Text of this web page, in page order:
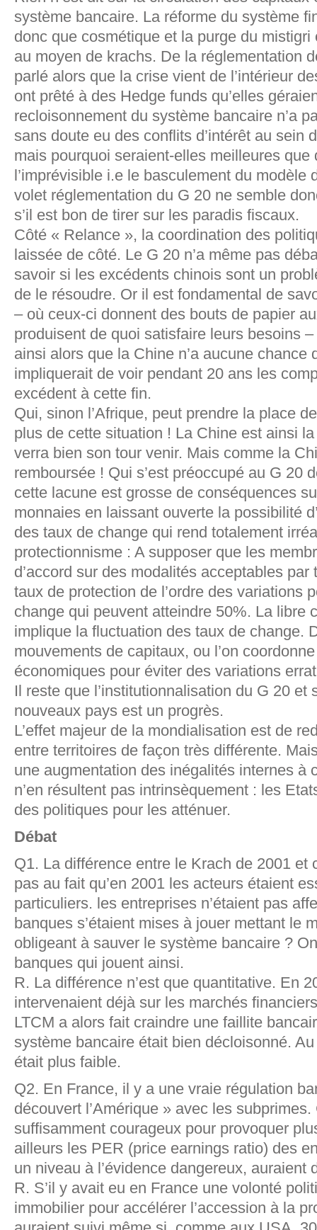
système bancaire. La réforme du système
donc que cosmétique et la purge du
au moyen de krachs. De la réglementation
parlé alors que la crise vient de l’intérieur
ont prêté à des Hedge funds qu’elles
recloisonnement du système bancaire n’a
sans doute eu des conflits d’intérêt au sein
mais pourquoi seraient-elles meilleures que
l’imprévisible i.e le basculement du modèle
volet réglementation du G 20 ne semble
s’il est bon de tirer sur les paradis fiscaux.
Côté « Relance », la coordination des
laissée de côté. Le G 20 n’a même pas
savoir si les excédents chinois sont un
de le résoudre. Or il est fondamental de
– où ceux-ci donnent des bouts de papier
produisent de quoi satisfaire leurs besoins
ainsi alors que la Chine n’a aucune chance
impliquerait de voir pendant 20 ans les
excédent à cette fin.
Qui, sinon l’Afrique, peut prendre la place
plus de cette situation ! La Chine est ainsi
verra bien son tour venir. Mais comme la
remboursée ! Qui s’est préoccupé au G 20
cette lacune est grosse de conséquences
monnaies en laissant ouverte la possibilité
des taux de change qui rend totalement
protectionnisme : A supposer que les
d’accord sur des modalités acceptables par
taux de protection de l’ordre des variations
change qui peuvent atteindre 50%. La libre
implique la fluctuation des taux de change.
mouvements de capitaux, ou l’on
économiques pour éviter des variations
Il reste que l’institutionnalisation du G 20 et
nouveaux pays est un progrès.
L’effet majeur de la mondialisation est de
entre territoires de façon très différente.
une augmentation des inégalités internes à
n’en résultent pas intrinsèquement : les
des politiques pour les atténuer.
Débat
Q1. La différence entre le Krach de 2001 et
pas au fait qu’en 2001 les acteurs étaient
particuliers. les entreprises n’étaient pas
banques s’étaient mises à jouer mettant le
obligeant à sauver le système bancaire ?
banques qui jouent ainsi.
R. La différence n’est que quantitative. En
intervenaient déjà sur les marchés
LTCM a alors fait craindre une faillite
système bancaire était bien décloisonné.
était plus faible.
Q2. En France, il y a une vraie régulation
découvert l’Amérique » avec les subprimes.
suffisamment courageux pour provoquer
ailleurs les PER (price earnings ratio) des
un niveau à l’évidence dangereux, auraient
R. S’il y avait eu en France une volonté
immobilier pour accélérer l’accession à la